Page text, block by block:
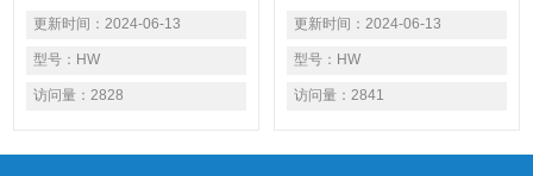
多样，有槽型皮带机、平型皮
带机、爬坡皮带机、侧倾 皮
带机、转弯皮带机等多种形
式。常用的胶带输送机可分
为:普通帆布芯胶带输送机、
爆下运胶带输送机、难燃型胶
更新时间： 2024-06-13
型号： HW
访问量： 2828
动态重量读取方式检出生产线
上的产品之重量，可以精确的
检测出连续生产线中重量不合
格的产品，并依此执行上下线
判别或重量自动分选之控制，
检查。包装产品通过检重秤称
更新时间： 2024-06-13
型号： HW
访问量： 2841